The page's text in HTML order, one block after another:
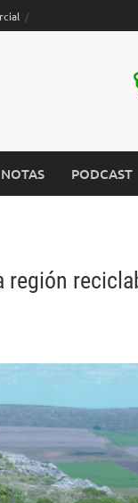
NOTAS PODCAST
región